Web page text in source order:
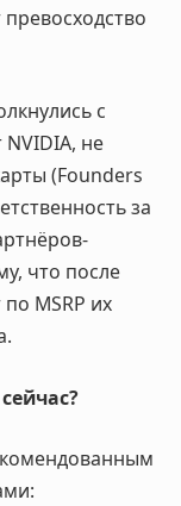
с
NVIDIA, не
(Founders
за
что после
MSRP их